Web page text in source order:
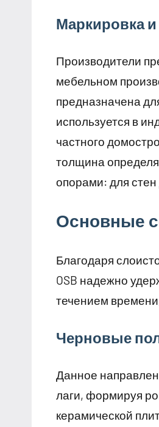
Маркировка
Производители
мебельном
предназначена
используется в
частного
толщина
опорами: для стен
Основные
Благодаря
OSB надежно
течением
Черновые
Данное
лаги, формируя
керамической